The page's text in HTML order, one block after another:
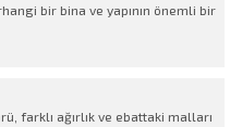
bir bina ve yapının önemli bir
farklı ağırlık ve ebattaki malları